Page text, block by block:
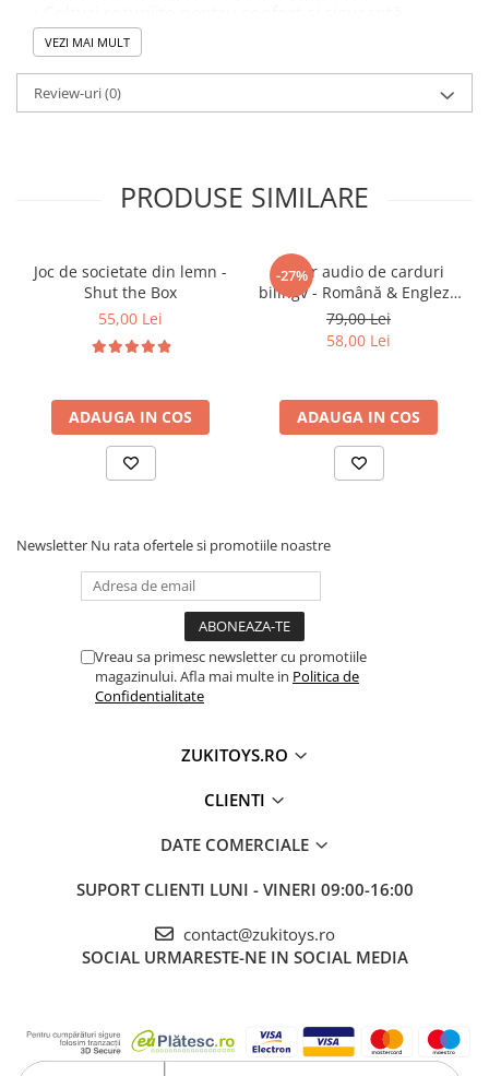
• Ușor de curățat și utilizat zilnic
• Culori vii și imagini atractive pentru copii
• Potrivite pentru activități interactive și educative
• Stimulează dezvoltarea senzorială tactilă și
• Încurajează coordonarea mână-ochi
• Ajută la familiarizarea cu cifrele și animalele
• Stimulează atenția și concentrarea copilului
• Susține învățarea prin imagini și explorare vizuală
educativă
• Fac parte din categoria de jucarii educative
pentru dezvoltare senzorială și cognitivă
🎯 Ideal pentru:
• Bebeluși și copii mici
• Joacă senzorială în baie
• Activități interactive și educative
• Cadouri utile pentru bebeluși
Pachet cu 2 cărticele senzoriale de baie pentru
realizate din material moale și rezistent la apă.
familiarizarea cu cifrele și animalele prin joacă
educativă.
VEZI MAI MULT
Review-uri(0)
PRODUSE SIMILARE
Joc de societate din lemn -
Shut the Box
55,00 Lei
ADAUGA IN COS
-27%
Cititor audio de carduri
bilingv - Română & Engleză
Albastru (224 carduri / 448
cuvinte)
79,00 Lei
58,00 Lei
ADAUGA IN COS
Newsletter Nu rata ofertele si promotiile noastre
Vreau sa primesc newsletter cu promotiile
magazinului. Afla mai multe in Politica de
Confidentialitate
ZUKITOYS.RO
CLIENTI
DATE COMERCIALE
SUPORT CLIENTI LUNI - VINERI 09:00-16:00
contact@zukitoys.ro
SOCIAL URMARESTE-NE IN SOCIAL MEDIA